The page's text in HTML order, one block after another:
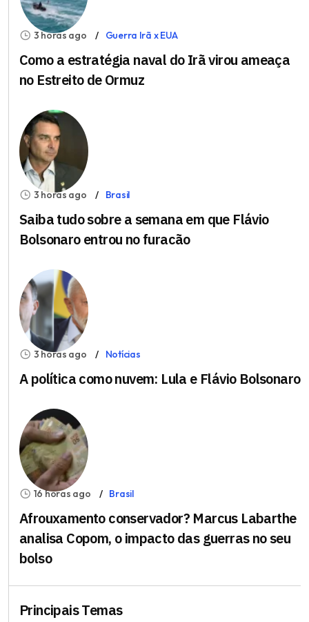
3 horas ago Guerra Irã x EUA
Como a estratégia naval do Irã virou ameaça
no Estreito de Ormuz
3 horas ago Brasil
Saiba tudo sobre a semana em que Flávio
Bolsonaro entrou no furacão
3 horas ago Notícias
A política como nuvem: Lula e Flávio Bolsonaro
16 horas ago Brasil
Afrouxamento conservador? Marcus Labarthe
analisa Copom, o impacto das guerras no seu
bolso
Principais Temas